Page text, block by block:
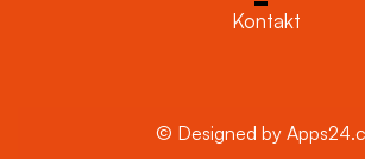
Kontakt
© Designed by